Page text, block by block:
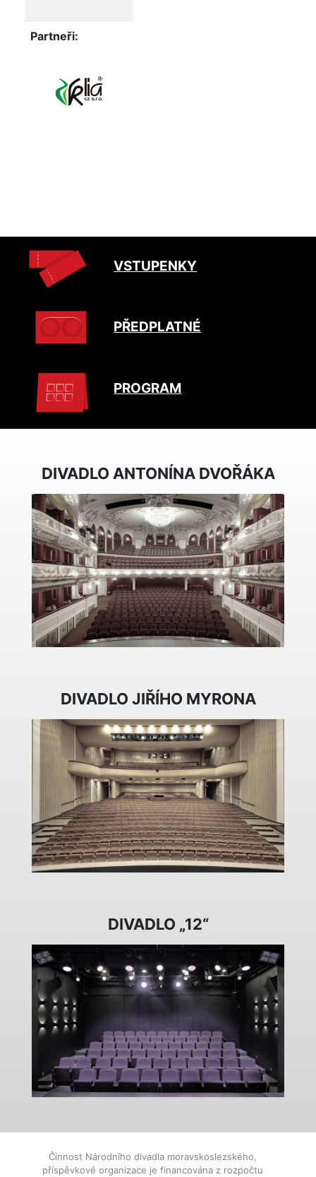
Partneři:
VSTUPENKY
PŘEDPLATNÉ
PROGRAM
DIVADLO ANTONÍNA DVOŘÁKA
DIVADLO JIŘÍHO MYRONA
DIVADLO „12“
Činnost Národního divadla moravskoslezského,
příspěvkové organizace je financována z rozpočtu